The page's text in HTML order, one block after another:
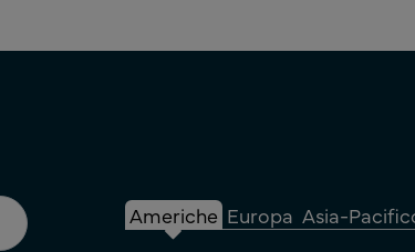
Americhe Europa Asia-